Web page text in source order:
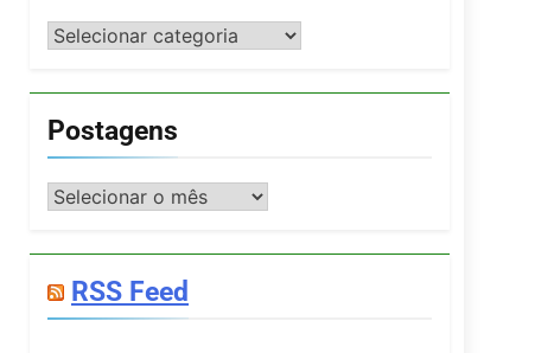
Categorias
Postagens
Postagens
RSS Feed